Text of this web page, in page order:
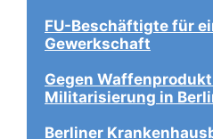
FU-Beschäftigte für
Gewerkschaft
Gegen
Militarisierung in
Berliner